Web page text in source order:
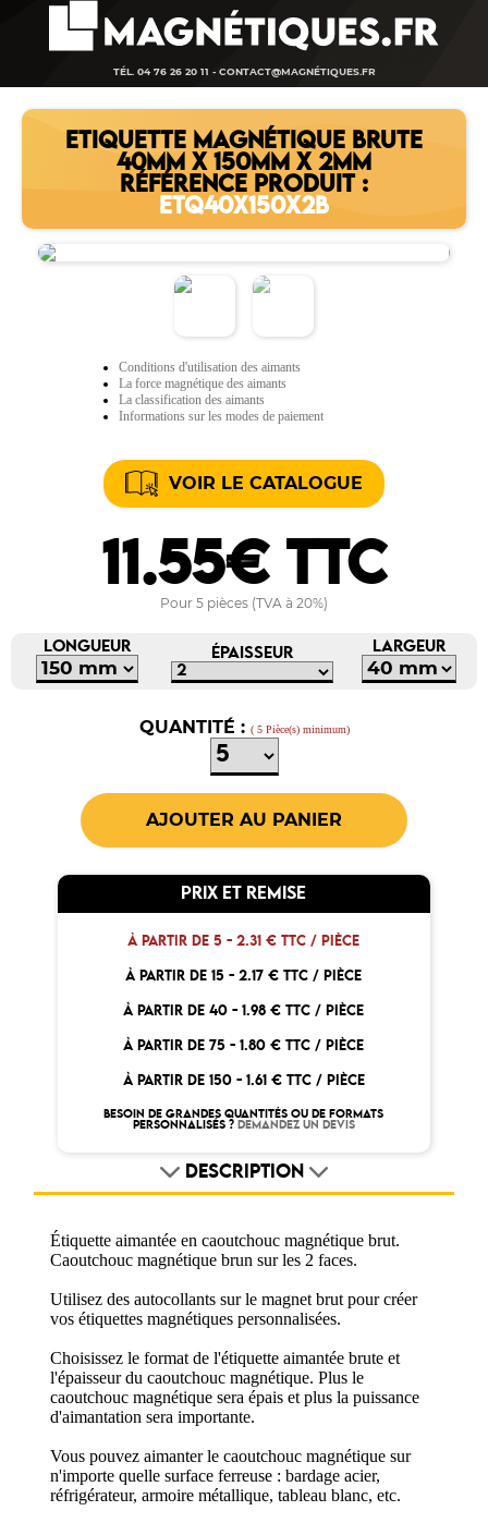
TÉL. 04 76 26 20 11 - CONTACT@MAGNÉTIQUES.FR
ETIQUETTE MAGNÉTIQUE BRUTE
40MM X 150MM X 2MM
RÉFÉRENCE PRODUIT :
ETQ40X150X2B
Conditions d'utilisation des aimants
La force magnétique des aimants
La classification des aimants
Informations sur les modes de paiement
VOIR LE CATALOGUE
11.55€ TTC
Pour 5 pièces (TVA à 20%)
LONGUEUR ÉPAISSEUR LARGEUR
QUANTITÉ : ( 5 Pièce(s) minimum)
PRIX ET REMISE
À PARTIR DE 5 - 2.31 € TTC / PIÈCE
À PARTIR DE 15 - 2.17 € TTC / PIÈCE
À PARTIR DE 40 -1.98 € TTC / PIÈCE
À PARTIR DE 75 -1.80 € TTC / PIÈCE
À PARTIR DE 150 - 1.61 € TTC / PIÈCE
BESOIN DE GRANDES QUANTITÉS OU DE FORMATS
PERSONNALISÉS ? DEMANDEZ UN DEVIS
DESCRIPTION
Étiquette aimantée en caoutchouc magnétique brut.
Caoutchouc magnétique brun sur les 2 faces.
Utilisez des autocollants sur le magnet brut pour créer
vos étiquettes magnétiques personnalisées.
Choisissez le format de l'étiquette aimantée brute et
l'épaisseur du caoutchouc magnétique. Plus le
caoutchouc magnétique sera épais et plus la puissance
d'aimantation sera importante.
Vous pouvez aimanter le caoutchouc magnétique sur
n'importe quelle surface ferreuse : bardage acier,
réfrigérateur, armoire métallique, tableau blanc, etc.